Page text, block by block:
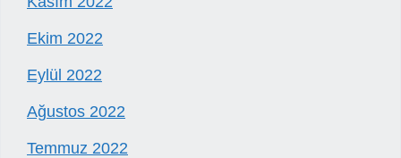
Ekim 2022
Eylül 2022
Ağustos 2022
Temmuz 2022